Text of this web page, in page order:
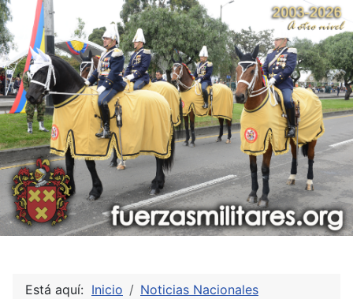
Está aquí: Inicio
Noticias Nacionales